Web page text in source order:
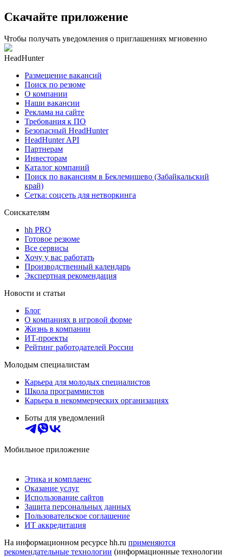
Скачайте приложение
Чтобы получать уведомления о приглашениях мгновенно
HeadHunter
Размещение вакансий
Поиск по резюме
О компании
Наши вакансии
Реклама на сайте
Требования к ПО
Безопасный HeadHunter
HeadHunter API
Партнерам
Инвесторам
Каталог компаний
Поиск по вакансиям в Беклемишево (Забайкальский
край)
Сетка: соцсеть для нетворкинга
Соискателям
hh PRO
Готовое резюме
Все сервисы
Хочу у вас работать
Производственный календарь
Экспертная рекомендация
Новости и статьи
Блог
О компаниях в игровой форме
Жизнь в компании
ИТ-проекты
Рейтинг работодателей России
Молодым специалистам
Карьера для молодых специалистов
Школа программистов
Карьера в некоммерческих организациях
Боты для уведомлений
Мобильное приложение
Этика и комплаенс
Оказание услуг
Использование сайтов
Защита персональных данных
Пользовательское соглашение
ИТ аккредитация
На информационном ресурсе hh.ru применяются
рекомендательные технологии (информационные технологии